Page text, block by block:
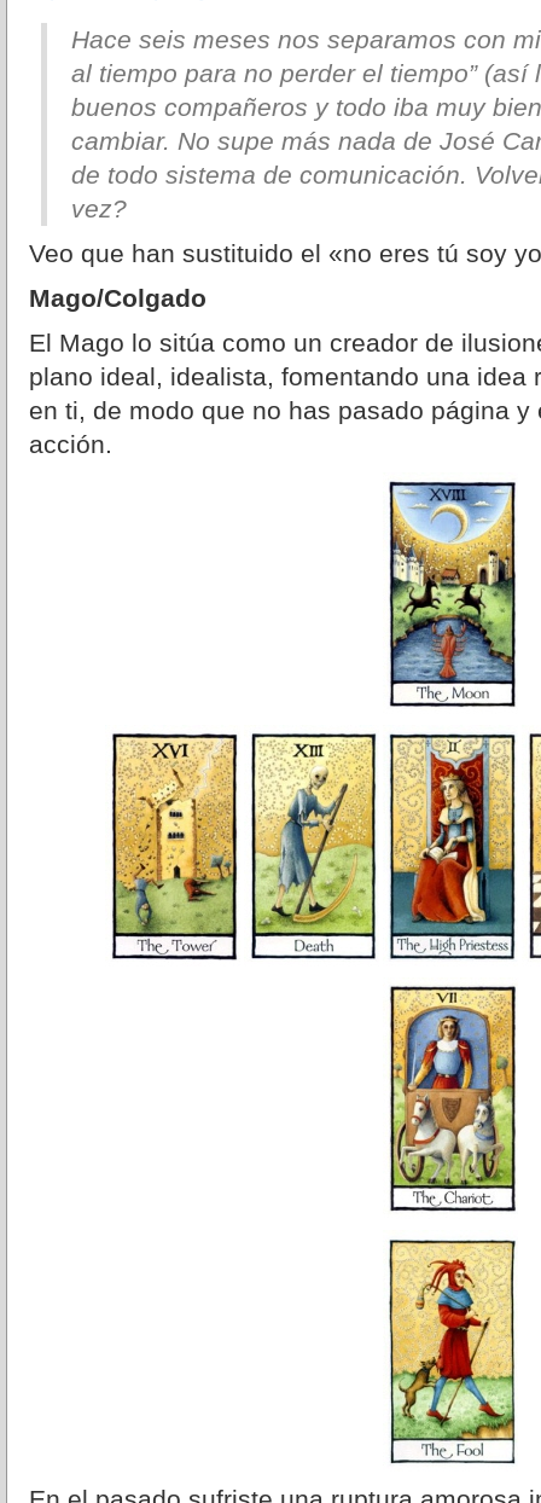
Hace seis meses nos separamos con
al tiempo para no perder el tiempo” (así
buenos compañeros y todo iba muy
cambiar. No supe más nada de José
de todo sistema de comunicación.
vez?
Veo que han sustituido el «no eres tú soy
Mago/Colgado
El Mago lo sitúa como un creador de
plano ideal, idealista, fomentando una idea
en ti, de modo que no has pasado página
acción.